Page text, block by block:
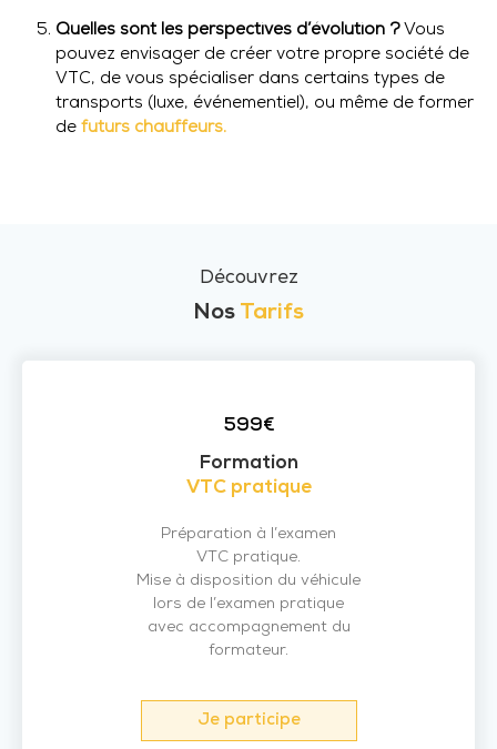
Quelles sont les perspectives d’évolution ? Vous
pouvez envisager de créer votre propre société de
VTC, de vous spécialiser dans certains types de
transports (luxe, événementiel), ou même de former
de futurs chauffeurs.
Découvrez
Nos Tarifs
599€
Formation
VTC pratique
Préparation à l’examen
VTC pratique.
Mise à disposition du véhicule
lors de l’examen pratique
avec accompagnement du
formateur.
Je participe